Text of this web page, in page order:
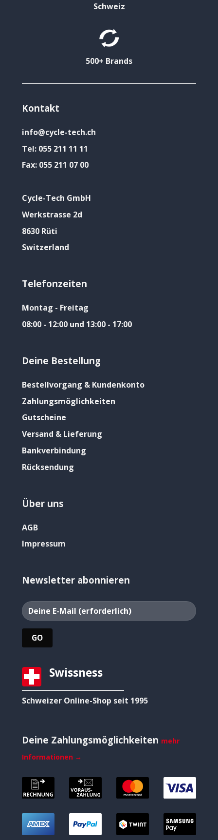
Schweiz
500+ Brands
Kontakt
info@cycle-tech.ch
Tel: 055 211 11 11
Fax: 055 211 07 00
Cycle-Tech GmbH
Werkstrasse 2d
8630 Rüti
Switzerland
Telefonzeiten
Montag - Freitag
08:00 - 12:00 und 13:00 - 17:00
Deine Bestellung
Bestellvorgang & Kundenkonto
Zahlungsmöglichkeiten
Gutscheine
Versand & Lieferung
Bankverbindung
Rücksendung
Über uns
AGB
Impressum
Newsletter abonnieren
Swissness
Schweizer Online-Shop seit 1995
Deine Zahlungsmöglichkeiten mehr
Informationen →